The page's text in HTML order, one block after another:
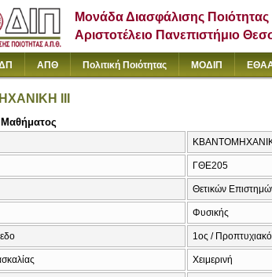
Μονάδα Διασφάλισης Ποιότητας
Αριστοτέλειο Πανεπιστήμιο
ΑΠΘ Πολιτική Ποιότητας ΜΟΔΙΠ
ΙΙΙ
ΚΒΑΝΤΟΜΗΧΑΝΙΚΗ
ΓΘΕ205
Θετικών
Φυσικής
1ος / Προπτυχιακό
Χειμερινή